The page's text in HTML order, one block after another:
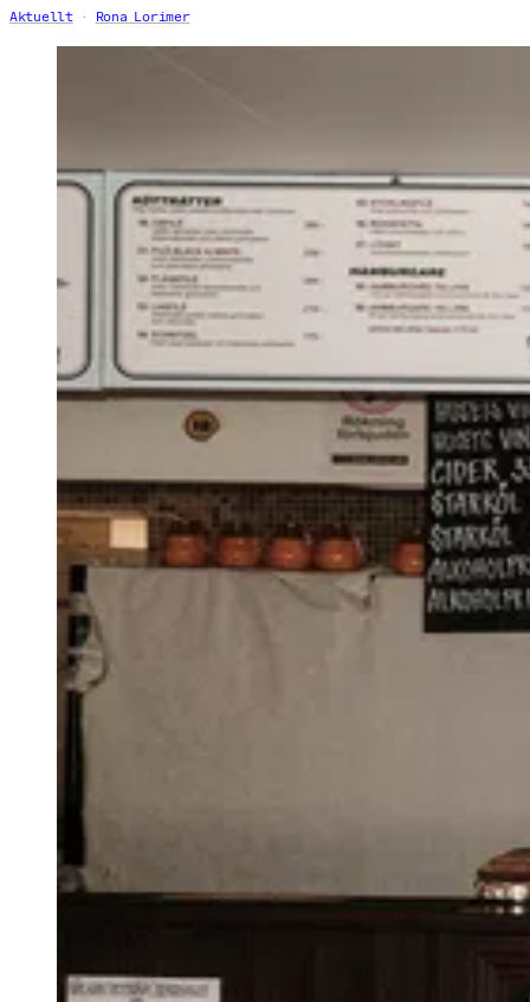
Aktuellt Rona Lorimer